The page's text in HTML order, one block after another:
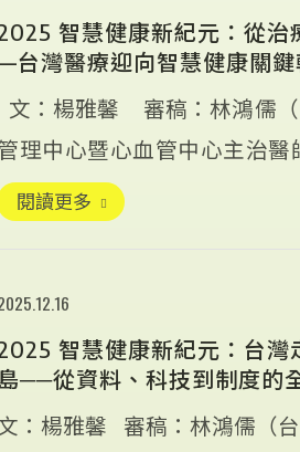
智慧健康新紀元：從
台灣醫療迎向智慧健康關鍵
文：楊雅馨 審稿：林鴻儒
理中心暨心血管中心主治醫
康新紀元」 […]
閱讀更多
智慧健康新紀元：台灣
島──從資料、科技到制度的
：楊雅馨 審稿：林鴻儒（